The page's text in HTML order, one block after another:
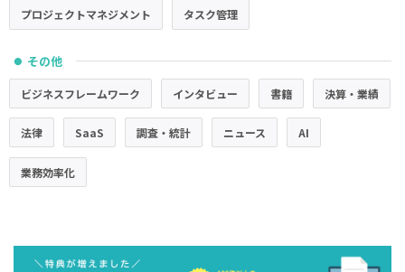
プロジェクトマネジメント タスク管理
● その他
ビジネスフレームワーク インタビュー 書籍 決算・業績
法律 SaaS 調査・統計 ニュース AI
業務効率化